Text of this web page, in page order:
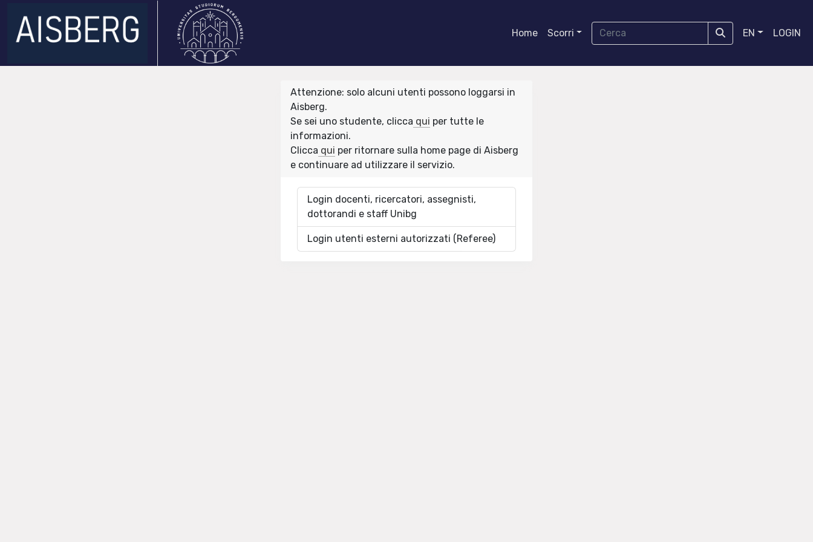
Home Scorri EN LOGIN
Attenzione: solo alcuni utenti possono loggarsi in
Aisberg.
Se sei uno studente, clicca qui per tutte le
informazioni.
Clicca qui per ritornare sulla home page di Aisberg
e continuare ad utilizzare il servizio.
Login docenti, ricercatori, assegnisti,
dottorandi e staff Unibg
Login utenti esterni autorizzati (Referee)